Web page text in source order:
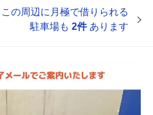
この周辺に月極で借りられる
駐車場も 2件あります